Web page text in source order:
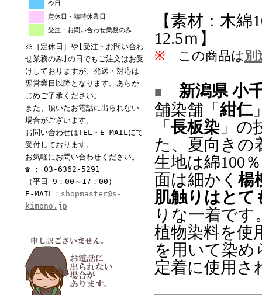
今日
定休日・臨時休業日
受注・お問い合わせ業務のみ
※［定休日］や[受注・お問い合わ
せ業務のみ]の日でもご注文はお受
けしておりますが、発送・対応は
翌営業日以降となります。あらか
じめご了承ください。
また、頂いたお電話に出られない
場合がございます。
お問い合わせはTEL・E-MAILにて
受付しております。
お気軽にお問い合わせください。
☎ : 03-6362-5291
（平日 9：00～17：00）
E-MAIL： shopmaster@s-
kimono.jp
【素材：木
12.5ｍ】
※ この商品は 別
■
新潟県 小
舗染舗「 紺仁
「 長板染」の
た、夏向きの
生地は綿100
面は細かく 楊
肌触りはとて
りな一着です
植物染料を使
を用いて染め
定着に使用さ